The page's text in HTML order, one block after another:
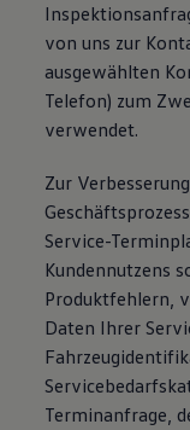
von uns zur
ausgewählten
Telefon) zum
verwendet.
Zur
Service-
Kundennutzens
Produktfehlern,
Daten Ihrer
Terminanfrage,